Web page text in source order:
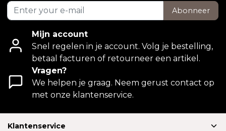
Abonneer
Mijn account
Snel regelen in je account. Volg je bestelling,
betaal facturen of retourneer een artikel.
Vragen?
We helpen je graag. Neem gerust contact op
met onze klantenservice.
Klantenservice